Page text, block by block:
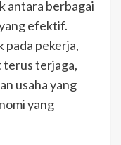
antara berbagai
efektif.
pada pekerja,
terus terjaga,
usaha yang
yang